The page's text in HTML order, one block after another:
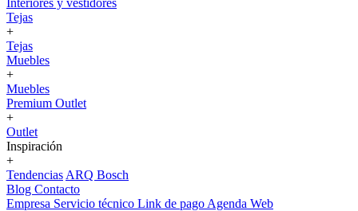
Interiores y vestidores
Tejas
+
Tejas
Muebles
+
Muebles
Premium Outlet
+
Outlet
Inspiración
+
Tendencias ARQ Bosch
Blog Contacto
Empresa Servicio técnico Link de pago Agenda Web